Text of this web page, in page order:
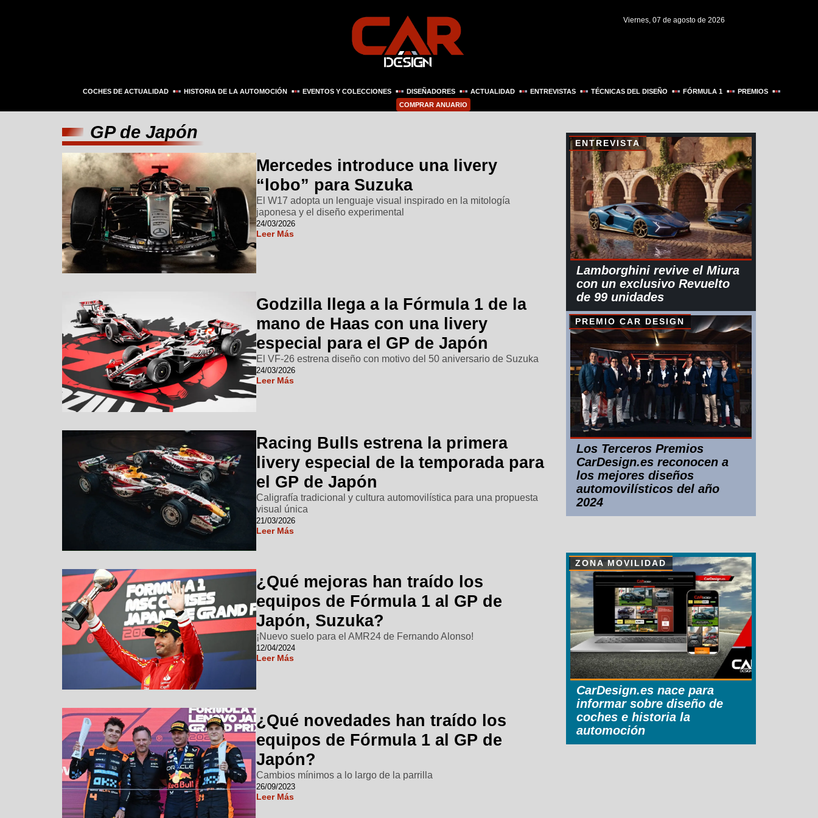
Viernes, 07 de agosto de 2026
COCHES DE ACTUALIDAD HISTORIA DE LA AUTOMOCIÓN EVENTOS Y COLECCIONES DISEÑADORES ACTUALIDAD ENTREVISTAS TÉCNICAS DEL DISEÑO FÓRMULA 1
PREMIOS
COMPRAR ANUARIO
GP de Japón
Mercedes introduce una livery
“lobo” para Suzuka
El W17 adopta un lenguaje visual inspirado en la mitología
japonesa y el diseño experimental
24/03/2026
Leer Más
Godzilla llega a la Fórmula 1 de la
mano de Haas con una livery
especial para el GP de Japón
El VF-26 estrena diseño con motivo del 50 aniversario de Suzuka
24/03/2026
Leer Más
Racing Bulls estrena la primera
livery especial de la temporada para
el GP de Japón
Caligrafía tradicional y cultura automovilística para una propuesta
visual única
21/03/2026
Leer Más
¿Qué mejoras han traído los
equipos de Fórmula 1 al GP de
Japón, Suzuka?
¡Nuevo suelo para el AMR24 de Fernando Alonso!
12/04/2024
Leer Más
¿Qué novedades han traído los
equipos de Fórmula 1 al GP de
Japón?
Cambios mínimos a lo largo de la parrilla
26/09/2023
Leer Más
ENTREVISTA
Lamborghini revive el Miura
con un exclusivo Revuelto
de 99 unidades
PREMIO CAR DESIGN
Los Terceros Premios
CarDesign.es reconocen a
los mejores diseños
automovilísticos del año
2024
ZONA MOVILIDAD
CarDesign.es nace para
informar sobre diseño de
coches e historia la
automoción